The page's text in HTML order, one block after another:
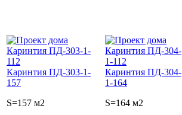
Каринтия ПД-303-1-
157
S=157 м2
Каринтия ПД-304-
1-164
S=164 м2